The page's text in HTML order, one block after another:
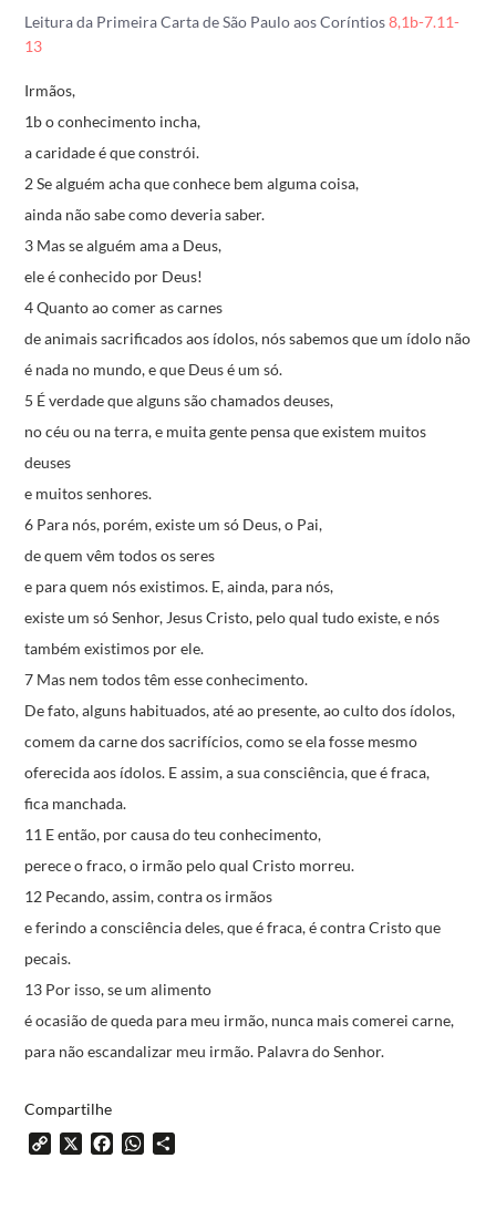
Leitura da Primeira Carta de São Paulo aos Coríntios8,1b-7.11-
13
Irmãos,
1b o conhecimento incha,
a caridade é que constrói.
2 Se alguém acha que conhece bem alguma coisa,
ainda não sabe como deveria saber.
3 Mas se alguém ama a Deus,
ele é conhecido por Deus!
4 Quanto ao comer as carnes
de animais sacrificados aos ídolos, nós sabemos que um ídolo não
é nada no mundo,e que Deus é um só.
5 É verdade que alguns são chamados deuses,
no céu ou na terra,e muita gente pensa que existem muitos
deuses
e muitos senhores.
6 Para nós, porém, existe um só Deus, o Pai,
de quem vêm todos os seres
e para quem nós existimos. E, ainda, para nós,
existe um só Senhor, Jesus Cristo, pelo qual tudo existe,e nós
também existimos por ele.
7 Mas nem todos têm esse conhecimento.
De fato, alguns habituados, até ao presente,ao culto dos ídolos,
comem da carne dos sacrifícios,como se ela fosse mesmo
oferecida aos ídolos. E assim, a sua consciência, que é fraca,
fica manchada.
11 E então, por causa do teu conhecimento,
perece o fraco,o irmão pelo qual Cristo morreu.
12 Pecando, assim, contra os irmãos
e ferindo a consciência deles, que é fraca,é contra Cristo que
pecais.
13 Por isso, se um alimento
é ocasião de queda para meu irmão, nunca mais comerei carne,
para não escandalizar meu irmão. Palavra do Senhor.
Compartilhe
Copy X FacebookWhatsApp